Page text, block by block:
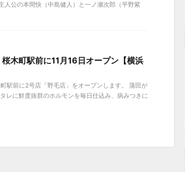
人公の本間快（中島健人）と一ノ瀬次郎（平野紫
木町駅前に11月16日オープン【横浜
駅前に2号店「野毛店」をオープンします。 蒲田が
レに鮮度抜群のホルモンを毎日仕込み、病みつきに